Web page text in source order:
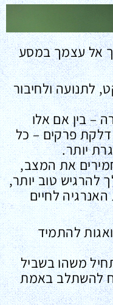
אל עצמך במסע
לתנועה ולחיבור
– בין אם אלו
דלקת פרקים – כל
יותר.
את המצב,
להרגיש טוב יותר,
לחיים
להתמיד
משהו בשביל
להשתלב באמת